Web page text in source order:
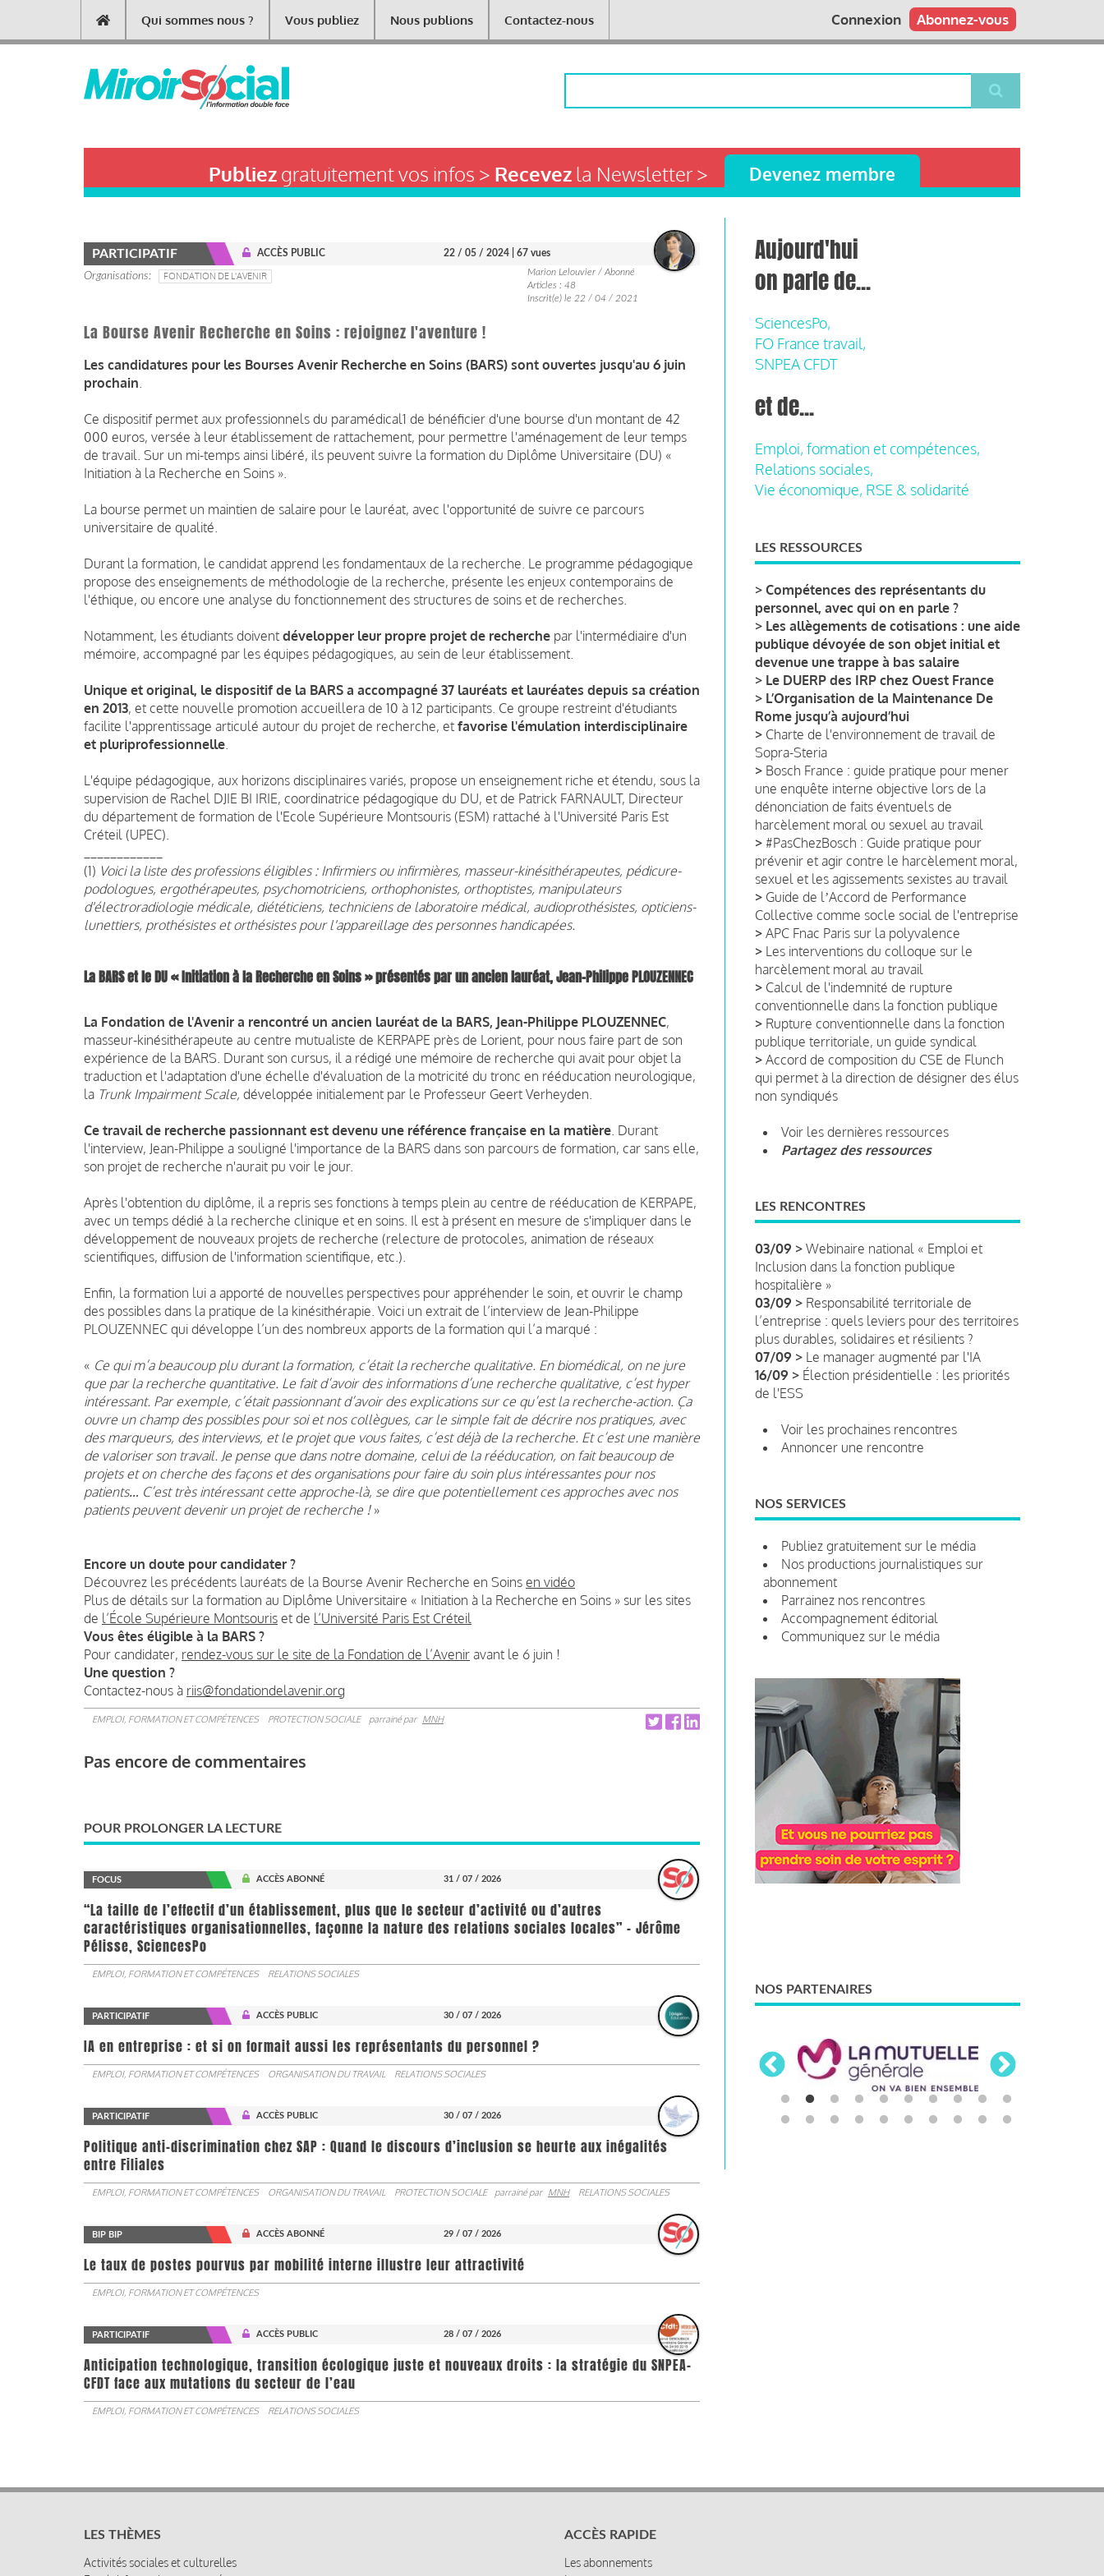
contenu
Main
navigation
Qui sommes nous ? Vous publiez Nous publions Contactez-nous Abonnez-vous
Connexion
Publiezgratuitement vos infos > Recevezla Newsletter > Devenez membre
PARTICIPATIF ACCÈS PUBLIC 22 / 05 / 2024 | 67 vues
Organisations FONDATION DE L'AVENIR
Marion Lelouvier / Abonné
Articles : 48
Inscrit(e) le 22 / 04 / 2021
La Bourse Avenir Recherche en Soins : rejoignez l'aventure !
Les candidatures pour les Bourses Avenir Recherche en Soins (BARS) sont ouvertes jusqu'au 6 juin
prochain
Ce dispositif permet aux professionnels du paramédical1 de bénéficier d'une bourse d'un montant de 42
000 euros, versée à leur établissement de rattachement, pour permettre l'aménagement de leur temps
de travail. Sur un mi-temps ainsi libéré, ils peuvent suivre la formation du Diplôme Universitaire (DU) «
Initiation à la Recherche en Soins ».
La bourse permet un maintien de salaire pour le lauréat, avec l'opportunité de suivre ce parcours
universitaire de qualité.
Durant la formation, le candidat apprend les fondamentaux de la recherche. Le programme pédagogique
propose des enseignements de méthodologie de la recherche, présente les enjeux contemporains de
l'éthique, ou encore une analyse du fonctionnement des structures de soins et de recherches.
Notamment, les étudiants doivent développer leur propre projet de recherche par l'intermédiaire d'un
mémoire, accompagné par les équipes pédagogiques, au sein de leur établissement.
Unique et original, le dispositif de la BARS a accompagné 37 lauréats et lauréates depuis sa création
en 2013, et cette nouvelle promotion accueillera de 10 à 12 participants. Ce groupe restreint d'étudiants
facilite l'apprentissage articulé autour du projet de recherche, et favorise l'émulation interdisciplinaire
et pluriprofessionnelle
L'équipe pédagogique, aux horizons disciplinaires variés, propose un enseignement riche et étendu, sous la
supervision de Rachel DJIE BI IRIE, coordinatrice pédagogique du DU, et de Patrick FARNAULT, Directeur
du département de formation de l'Ecole Supérieure Montsouris (ESM) rattaché à l'Université Paris Est
Créteil (UPEC).
(1) Voici la liste des professions éligibles : Infirmiers ou infirmières, masseur-kinésithérapeutes, pédicure-
podologues, ergothérapeutes, psychomotriciens, orthophonistes, orthoptistes, manipulateurs
d'électroradiologie médicale, diététiciens, techniciens de laboratoire médical, audioprothésistes, opticiens-
lunettiers, prothésistes et orthésistes pour l'appareillage des personnes handicapées.
La BARS et le DU« Initiation à la Recherche en Soins » présentés par un ancien lauréat, Jean-Philippe PLOUZENNEC
La Fondation de l'Avenir a rencontré un ancien lauréat de la BARS, Jean-Philippe PLOUZENNEC,
masseur-kinésithérapeute au centre mutualiste de KERPAPE près de Lorient, pour nous faire part de son
expérience de la BARS. Durant son cursus, il a rédigé une mémoire de recherche qui avait pour objet la
traduction et l'adaptation d'une échelle d'évaluation de la motricité du tronc en rééducation neurologique,
la Trunk Impairment Scale, développée initialement par le Professeur Geert Verheyden.
Ce travail de recherche passionnant est devenu une référence française en la matière . Durant
l'interview, Jean-Philippe a souligné l'importance de la BARS dans son parcours de formation, car sans elle,
son projet de recherche n'aurait pu voir le jour.
Après l'obtention du diplôme, il a repris ses fonctions à temps plein au centre de rééducation de KERPAPE,
avec un temps dédié à la recherche clinique et en soins. Il est à présent en mesure de s'impliquer dans le
développement de nouveaux projets de recherche (relecture de protocoles, animation de réseaux
scientifiques, diffusion de l'information scientifique, etc.).
Enfin, la formation lui a apporté de nouvelles perspectives pour appréhender le soin, et ouvrir le champ
des possibles dans la pratique de la kinésithérapie. Voici un extrait de l’interview de Jean-Philippe
PLOUZENNEC qui développe l’un des nombreux apports de la formation qui l’a marqué :
« Ce qui m’a beaucoup plu durant la formation, c’était la recherche qualitative. En biomédical, on ne jure
que par la recherche quantitative. Le fait d’avoir des informations d’une recherche qualitative, c’est hyper
intéressant. Par exemple, c’était passionnant d’avoir des explications sur ce qu’est la recherche-action. Ça
ouvre un champ des possibles pour soi et nos collègues, car le simple fait de décrire nos pratiques, avec
des marqueurs, des interviews, et le projet que vous faites, c’est déjà de la recherche. Et c’est une manière
de valoriser son travail. Je pense que dans notre domaine, celui de la rééducation, on fait beaucoup de
projets et on cherche des façons et des organisations pour faire du soin plus intéressantes pour nos
patients… C’est très intéressant cette approche-là, se dire que potentiellement ces approches avec nos
patients peuvent devenir un projet de recherche !»
Encore un doute pour candidater ?
Découvrez les précédents lauréats de la Bourse Avenir Recherche en Soins en vidéo
Plus de détails sur la formation au Diplôme Universitaire « Initiation à la Recherche en Soins » sur les sites
de l’École Supérieure Montsouris et de l’Université Paris Est Créteil
Vous êtes éligible à la BARS ?
Pour candidater, rendez-vous sur le site de la Fondation de l’Avenir avant le 6 juin !
Une question ?
Contactez-nous à riis@fondationdelavenir.org
EMPLOI, FORMATION ET COMPÉTENCES PROTECTION SOCIALE parrainé par MNH
Pas encore de commentaires
POUR PROLONGER LA LECTURE
FOCUS ACCÈS ABONNÉ 31 / 07 / 2026
“La taille de l’effectif d’un établissement, plus que le secteur d’activité ou d’autres
caractéristiques organisationnelles, façonne la nature des relations sociales locales” - Jérôme
Pélisse, SciencesPo
EMPLOI, FORMATION ET COMPÉTENCES RELATIONS SOCIALES
PARTICIPATIF ACCÈS PUBLIC 30 / 07 / 2026
IA en entreprise : et si on formait aussi les représentants du personnel ?
EMPLOI, FORMATION ET COMPÉTENCES ORGANISATION DU TRAVAIL RELATIONS SOCIALES
PARTICIPATIF ACCÈS PUBLIC 30 / 07 / 2026
Politique anti-discrimination chez SAP : Quand le discours d’inclusion se heurte aux inégalités
entre Filiales
EMPLOI, FORMATION ET COMPÉTENCES ORGANISATION DU TRAVAIL PROTECTION SOCIALE parrainé par MNH RELATIONS SOCIALES
BIP BIP ACCÈS ABONNÉ 29 / 07 / 2026
Le taux de postes pourvus par mobilité interne illustre leur attractivité
EMPLOI, FORMATION ET COMPÉTENCES
PARTICIPATIF ACCÈS PUBLIC 28 / 07 / 2026
Anticipation technologique, transition écologique juste et nouveaux droits : la stratégie du SNPEA-
CFDT face aux mutations du secteur de l’eau
EMPLOI, FORMATION ET COMPÉTENCES RELATIONS SOCIALES
Aujourd'hui
on parle de...
SciencesPo,
FO France travail,
SNPEA CFDT
et de...
Emploi, formation et compétences,
Relations sociales,
Vie économique, RSE & solidarité
LES RESSOURCES
> Compétences des représentants du
personnel, avec qui on en parle ?
> Les allègements de cotisations : une aide
publique dévoyée de son objet initial et
devenue une trappe à bas salaire
> Le DUERP des IRP chez Ouest France
> L’Organisation de la Maintenance De
Rome jusqu’à aujourd’hui
> Charte de l'environnement de travail de
Sopra-Steria
> Bosch France : guide pratique pour mener
une enquête interne objective lors de la
dénonciation de faits éventuels de
harcèlement moral ou sexuel au travail
> #PasChezBosch : Guide pratique pour
prévenir et agir contre le harcèlement moral,
sexuel et les agissements sexistes au travail
> Guide de lʼAccord de Performance
Collective comme socle social de l'entreprise
> APC Fnac Paris sur la polyvalence
> Les interventions du colloque sur le
harcèlement moral au travail
> Calcul de l'indemnité de rupture
conventionnelle dans la fonction publique
> Rupture conventionnelle dans la fonction
publique territoriale, un guide syndical
> Accord de composition du CSE de Flunch
qui permet à la direction de désigner des élus
non syndiqués
Voir les dernières ressources
Partagez des ressources
LES RENCONTRES
03/09 > Webinaire national « Emploi et
Inclusion dans la fonction publique
hospitalière »
03/09 > Responsabilité territoriale de
l’entreprise : quels leviers pour des territoires
plus durables, solidaires et résilients ?
07/09 > Le manager augmenté par l'IA
16/09 > Élection présidentielle : les priorités
de l'ESS
Voir les prochaines rencontres
Annoncer une rencontre
NOS SERVICES
Publiez gratuitement sur le média
Nos productions journalistiques sur
abonnement
Parrainez nos rencontres
Accompagnement éditorial
Communiquez sur le média
NOS PARTENAIRES
LES THÈMES
Activités sociales et culturelles
ACCÈS RAPIDE
Les abonnements